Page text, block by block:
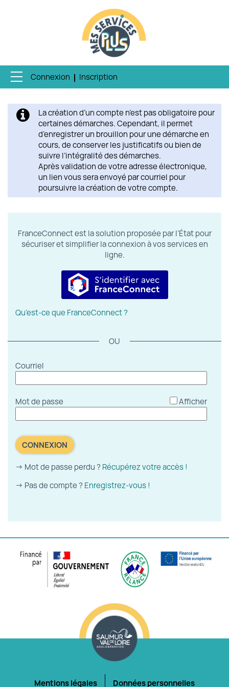
Connexion Inscription
Ouvrir le menu
MES DEMANDES
MON PROFIL
ENQUÊTE QUALITÉ
La création d’un compte n’est pas obligatoire pour
certaines démarches. Cependant, il permet
d’enregistrer un brouillon pour une démarche en
cours, de conserver les justificatifs ou bien de
suivre l’intégralité des démarches.
Après validation de votre adresse électronique,
un lien vous sera envoyé par courriel pour
poursuivre la création de votre compte.
FranceConnect est la solution proposée par l’État pour
sécuriser et simplifier la connexion à vos services en
ligne.
S’identifier avec FranceConnect
Qu’est-ce que FranceConnect ?
Courriel
Mot de passe Afficher
CONNEXION
→ Mot de passe perdu ? Récupérez votre accès !
→ Pas de compte ? Enregistrez-vous !
Mentions légales Données personnelles